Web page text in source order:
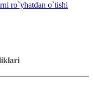
ro`yhatdan o`tishi